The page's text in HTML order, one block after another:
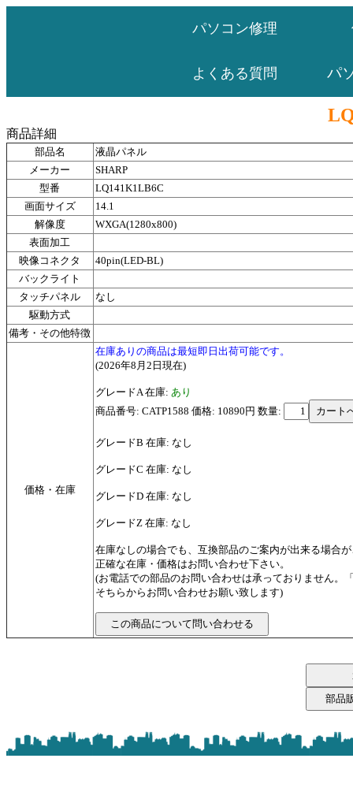
パソコン修理
よくある質問 パ
商品詳細
部品名
液晶パネル
メーカー
SHARP
型番
LQ141K1LB6C
画面サイズ
14.1
解像度
WXGA(1280x800)
表面加工
映像コネクタ
40pin(LED-BL)
バックライト
タッチパネル
なし
駆動方式
備考・その他特徴
価格・在庫
在庫ありの商品は最短即日出荷可能です。
(2026年8月2日現在)
グレードA 在庫: あり
商品番号: CATP1588 価格: 10890円 数量:
グレードB 在庫: なし
グレードC 在庫: なし
グレードD 在庫: なし
グレードZ 在庫: なし
在庫なしの場合でも、互換部品のご案内が出来る場合
正確な在庫・価格はお問い合わせ下さい。
(お電話での部品のお問い合わせは承っておりません。
そちらからお問い合わせお願い致します)